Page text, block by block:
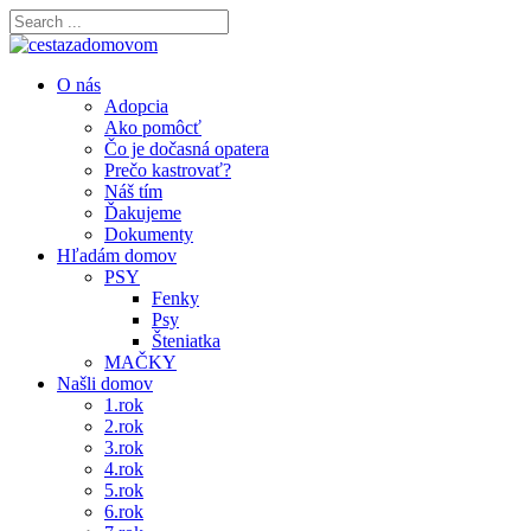
O nás
Adopcia
Ako pomôcť
Čo je dočasná opatera
Prečo kastrovať?
Náš tím
Ďakujeme
Dokumenty
Hľadám domov
PSY
Fenky
Psy
Šteniatka
MAČKY
Našli domov
1.rok
2.rok
3.rok
4.rok
5.rok
6.rok